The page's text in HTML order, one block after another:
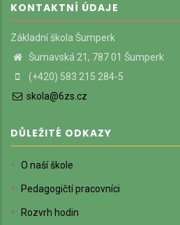
KONTAKTNÍ ÚDAJE
Základní škola Šumperk
Šumavská 21, 787 01 Šumperk
(+420) 583 215 284-5
skola@6zs.cz
DŮLEŽITÉ ODKAZY
O naší škole
Pedagogičtí pracovníci
Rozvrh hodin